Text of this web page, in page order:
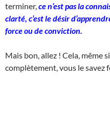
terminer, ce n’est pas la
clarté, c’est le désir
force ou de conviction.
Mais bon, allez ! Cela, même
complètement, vous le savez